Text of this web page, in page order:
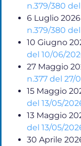
n.379/380
6 Luglio 2026
n.379/380
10 Giugno
del 10/06/
27 Maggio
n.377 del 27/
15 Maggio
del 13/05/
13 Maggio
del 13/05/
30 Aprile